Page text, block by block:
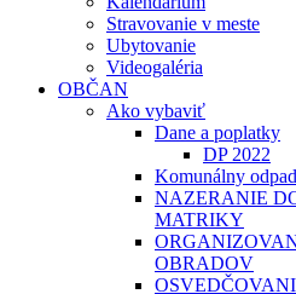
Stravovanie v meste
Ubytovanie
Videogaléria
OBČAN
Ako vybaviť
Dane a poplatky
DP 2022
Komunálny
NAZERANIE
MATRIKY
OBRADOV